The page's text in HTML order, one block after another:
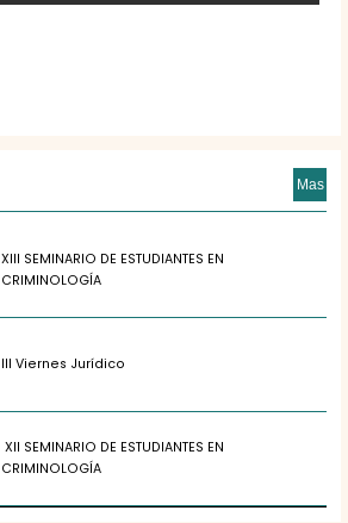
Mas
XIII SEMINARIO DE ESTUDIANTES EN
CRIMINOLOGÍA
III Viernes Jurídico
XII SEMINARIO DE ESTUDIANTES EN
CRIMINOLOGÍA